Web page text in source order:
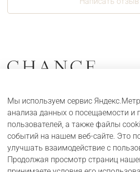
Серьги
Кольца
Колье
Браслеты
Адреса
Оплата
Digital
Мы используем сервис
анализа данных о посещаемости и
пользователей, а также файлы
событий на нашем веб-сайте. Это
улучшать взаимодействие с
Продолжая просмотр страниц